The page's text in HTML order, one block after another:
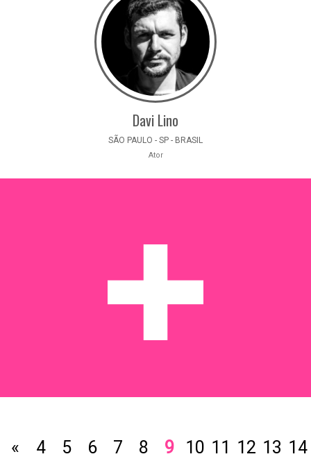
Davi Lino
SÃO PAULO - SP - BRASIL
Ator
« 4 5 6 7 8 9 10 11 12 13 14